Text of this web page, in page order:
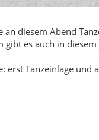
diesem Abend
es auch in
erst Tanzeinlage und